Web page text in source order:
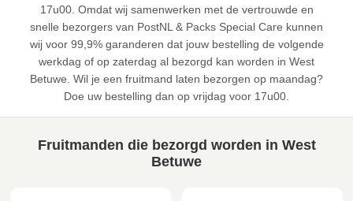
17u00. Omdat wij samenwerken met de vertrouwde en
snelle bezorgers van PostNL & Packs Special Care kunnen
wij voor 99,9% garanderen dat jouw bestelling de volgende
werkdag of op zaterdag al bezorgd kan worden in West
Betuwe. Wil je een fruitmand laten bezorgen op maandag?
Doe uw bestelling dan op vrijdag voor 17u00.
Fruitmanden die bezorgd worden in West
Betuwe